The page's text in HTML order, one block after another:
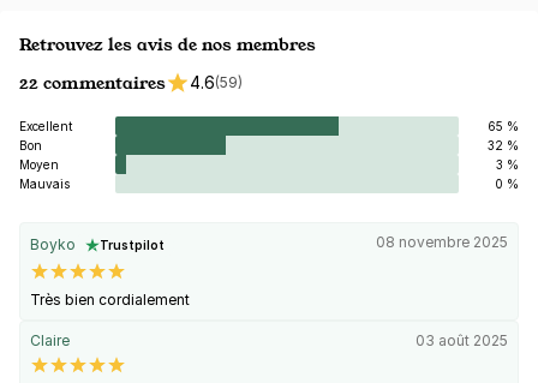
Retrouvez les avis de nos membres
22 commentaires
4.6(59)
Excellent
65 %
Bon
32 %
Moyen
3 %
Mauvais
0 %
Boyko Trustpilot 08 novembre 2025
Très bien cordialement
Claire 03 août 2025